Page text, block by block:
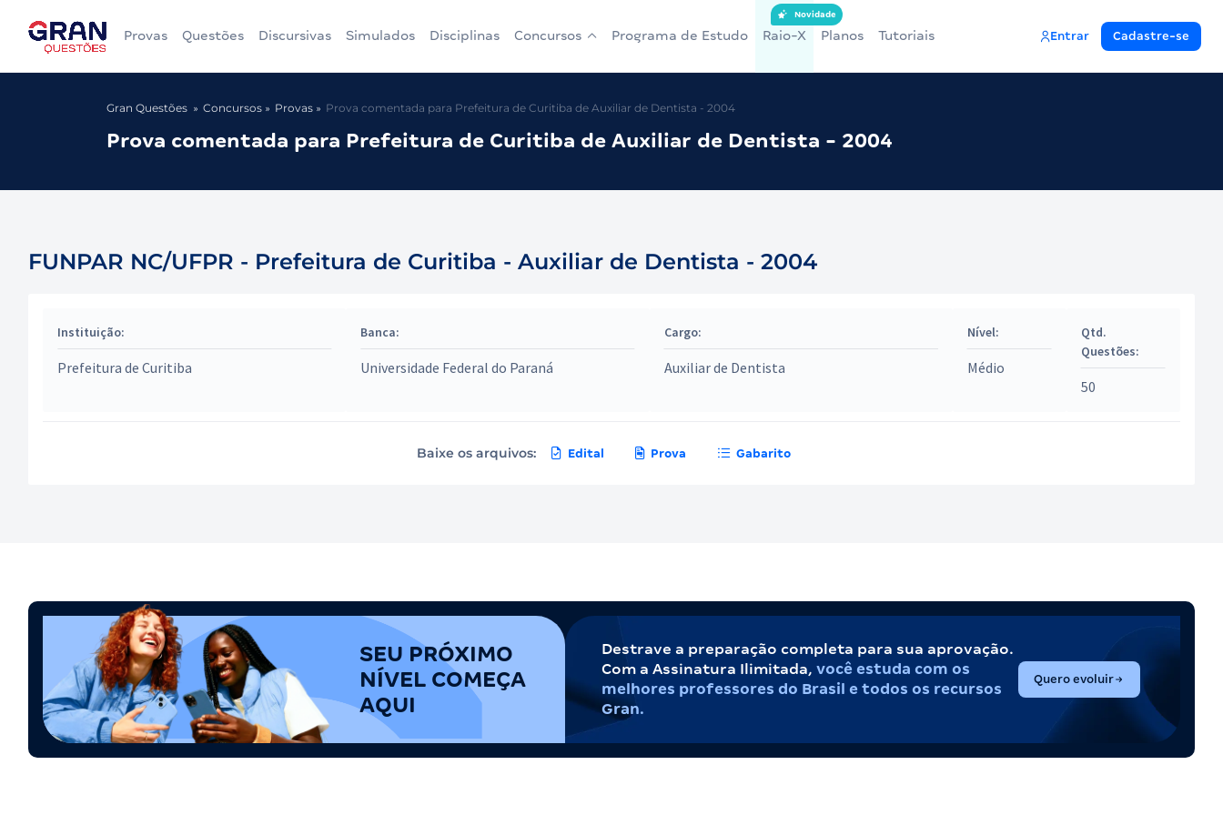
Provas Questões Discursivas Simulados Disciplinas Concursos Programa de Estudo Raio-X
Novidade
Planos Tutoriais Entrar Cadastre-se
Gran Questões Concursos Provas Prova comentada para Prefeitura de Curitiba de Auxiliar de Dentista - 2004
Prova comentada para Prefeitura de Curitiba de Auxiliar de Dentista - 2004
FUNPAR NC/UFPR - Prefeitura de Curitiba - Auxiliar de Dentista - 2004
Instituição:
Prefeitura de Curitiba
Banca:
Universidade Federal do Paraná
Cargo:
Auxiliar de Dentista
Nível:
Médio
Qtd.
Questões:
50
Baixe os arquivos: Edital Prova Gabarito
SEU PRÓXIMO
NÍVEL COMEÇA
AQUI
Destrave a preparação completa para sua aprovação.
Com a Assinatura Ilimitada, você estuda com os
melhores professores do Brasil e todos os recursos
Gran.
Quero evoluir(abre em nova aba)